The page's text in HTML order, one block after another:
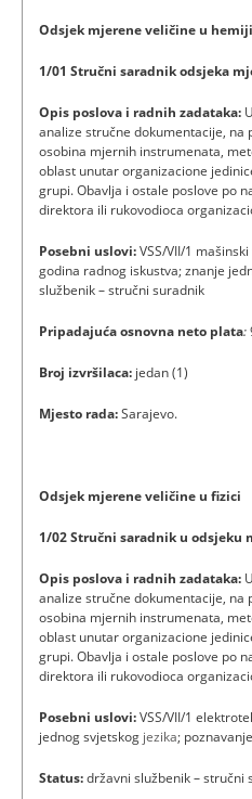
Odsjek mjerene veličine u
1/01 Stručni saradnik odsjeka
Opis poslova i radnih zadataka:
analize stručne dokumentacije,
osobina mjernih instrumenata,
oblast unutar organizacione
grupi. Obavlja i ostale poslove po
direktora ili rukovodioca
Posebni uslovi:VSS/VII/1
godina radnog iskustva; znanje
službenik – stručni suradnik
Pripadajuća osnovna neto plata:
Broj izvršilaca: jedan (1)
Mjesto rada:Sarajevo.
Odsjek mjerene veličine u fizici
1/02 Stručni saradnik u odsjeku
Opis poslova i radnih zadataka:
analize stručne dokumentacije,
osobina mjernih instrumenata,
oblast unutar organizacione
grupi. Obavlja i ostale poslove po
direktora ili rukovodioca
Posebni uslovi:VSS/VII/1
jednog svjetskog jezika;
Status:državni službenik – stručni